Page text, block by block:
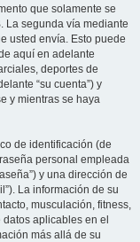
que solamente se
La segunda vía mediante
usted envía. Esto puede
aquí en adelante
deportes de
“su cuenta”) y
y mientras se haya
de identificación (de
personal empleada
y una dirección de
La información de su
musculación, fitness,
aplicables en el
más allá de su